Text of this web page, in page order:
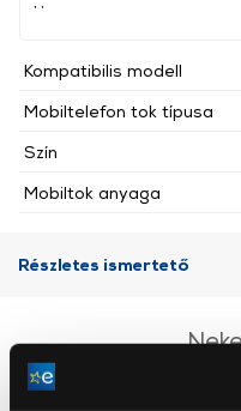
Kompatibilis modell
Mobiltelefon tok típusa
Szín
Mobiltok anyaga
Részletes ismertető